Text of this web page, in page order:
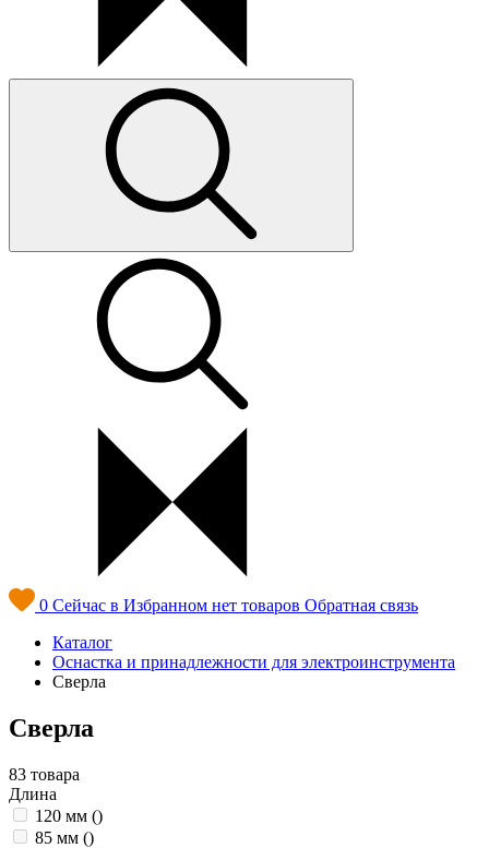
0 Сейчас в Избранном нет товаров Обратная связь
Каталог
Оснастка и принадлежности для электроинструмента
Сверла
Сверла
83 товара
Длина
120 мм ()
85 мм ()